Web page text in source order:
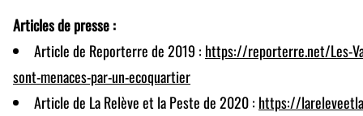
Articles de presse :
Article de Reporterre de 2019 : https://reporterre.net/Les-
sont-menaces-par-un-ecoquartier
Article de La Relève et la Peste de 2020 : https://